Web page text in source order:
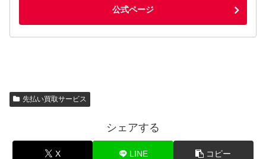
公式ページ
先払い買取サービス
シェアする
X LINE コピー